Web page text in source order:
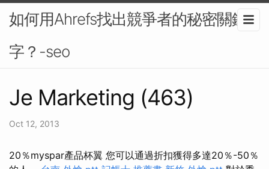
如何用Ahrefs找出競爭者的秘密關鍵
字？-seo
Je Marketing (463)
Oct 12, 2013
20％myspar產品杯翼 您可以通過折扣獲得多達20％-50％